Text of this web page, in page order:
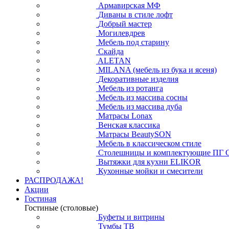
Армавирская МФ
Диваны в стиле лофт
Добрый мастер
Могилевдрев
Мебель под старину
Скайда
ALETAN
MILANA (мебель из бука и ясеня)
Декоративные изделия
Мебель из ротанга
Мебель из массива сосны
Мебель из массива дуба
Матрасы Lonax
Венская классика
Матрасы BeautySON
Мебель в классическом стиле
Столешницы и комплектующие ПГ
Вытяжки для кухни ELIKOR
Кухонные мойки и смесители
РАСПРОДАЖА!
Акции
Гостиная
Гостиные (столовые)
Буфеты и витрины
Тумбы ТВ